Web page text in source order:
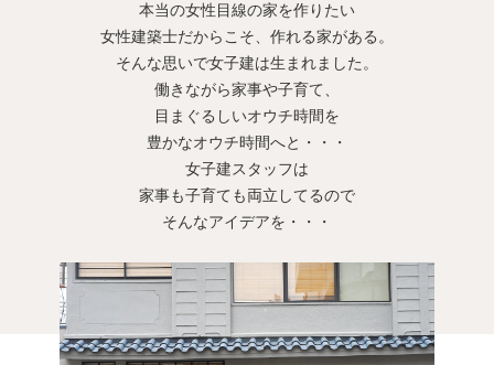
本当の女性目線の家を作りたい
女性建築士だからこそ、作れる家がある。
そんな思いで女子建は生まれました。
働きながら家事や子育て、
目まぐるしいオウチ時間を
豊かなオウチ時間へと・・・
女子建スタッフは
家事も子育ても両立してるので
そんなアイデアを・・・